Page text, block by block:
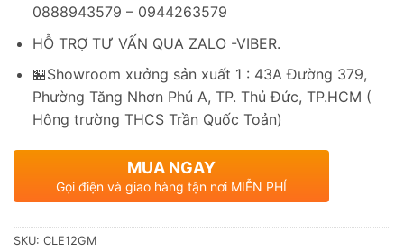
0888943579 – 0944263579
HỖ TRỢ TƯ VẤN QUA ZALO -VIBER.
🏪Showroom xưởng sản xuất 1 : 43A Đường 379,
Phường Tăng Nhơn Phú A, TP. Thủ Đức, TP.HCM (
Hông trường THCS Trần Quốc Toản)
MUA NGAY
Gọi điện và giao hàng tận nơi MIỄN PHÍ
SKU: CLE12GM